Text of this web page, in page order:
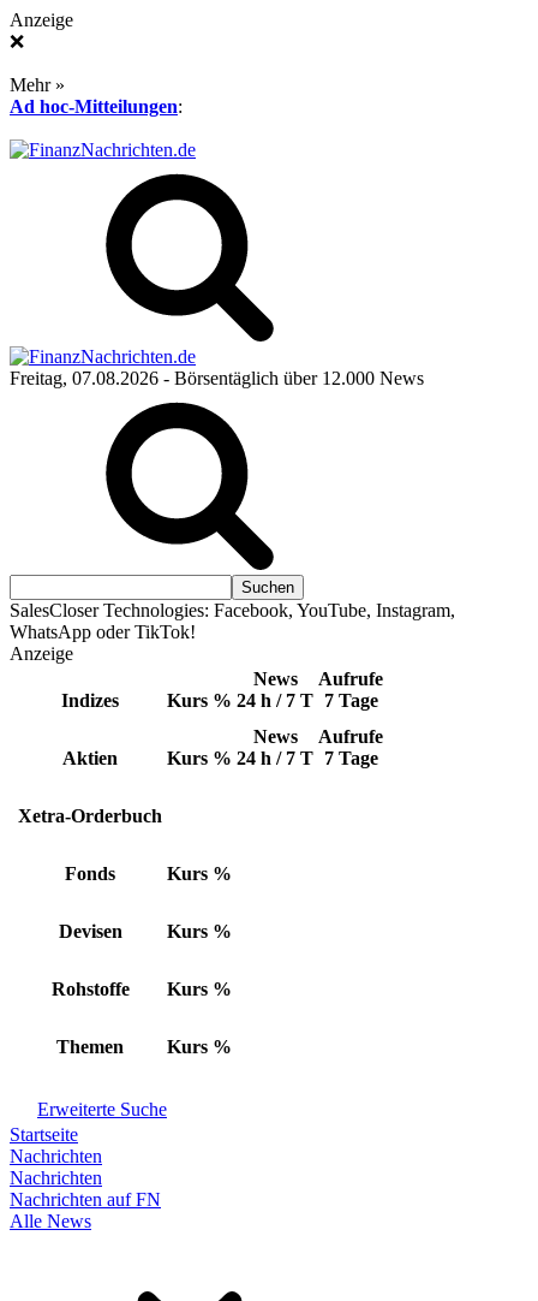
Anzeige
❌
Mehr »
Ad hoc-Mitteilungen:
Freitag, 07.08.2026 - Börsentäglich über 12.000 News
SalesCloser Technologies: Facebook, YouTube, Instagram,
WhatsApp oder TikTok!
Anzeige
Indizes Kurs %
News
24 h / 7 T
Aufrufe
7 Tage
Aktien Kurs %
News
24 h / 7 T
Aufrufe
7 Tage
Xetra-Orderbuch
Fonds Kurs %
Devisen Kurs %
Rohstoffe Kurs %
Themen Kurs %
Erweiterte Suche
Startseite
Nachrichten
Nachrichten
Nachrichten auf FN
Alle News